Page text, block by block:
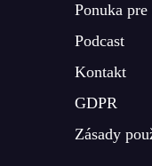
Ponuka
Podcast
Kontakt
GDPR
Zásady